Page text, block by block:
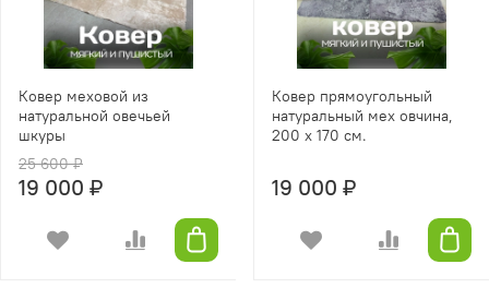
Ковер меховой из
натуральной овечьей
шкуры
25 600 ₽
19 000 ₽
Ковер прямоугольный
натуральный мех овчина,
200 х 170 см.
19 000 ₽